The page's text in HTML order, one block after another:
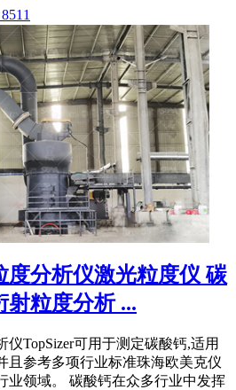
度分析仪激光粒度仪 碳
射粒度分析 ...
仪TopSizer可用于测定碳酸钙,适用
且参考多项行业标准珠海欧美克仪
业领域。 碳酸钙在众多行业中发挥